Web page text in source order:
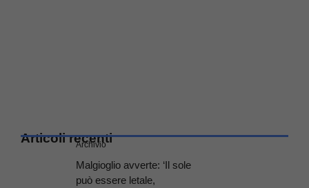
Articoli recenti
Archivio
Malgioglio avverte: ‘Il sole
può essere letale,